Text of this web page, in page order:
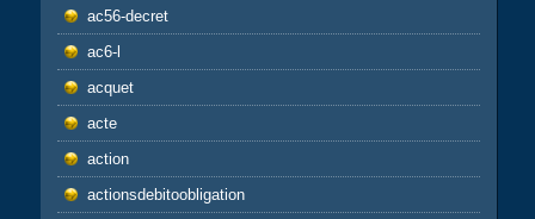
ac56-decret
ac6-l
acquet
acte
action
actionsdebitoobligation